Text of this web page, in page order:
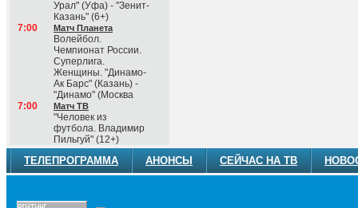
Урал" (Уфа) - "Зенит-
Казань" (6+)
7:00
Матч Планета
Волейбол.
Чемпионат России.
Суперлига.
Женщины. "Динамо-
Ак Барс" (Казань) -
"Динамо" (Москва
7:00
Матч ТВ
"Человек из
футбола. Владимир
Пильгуй" (12+)
ТЕЛЕПРОГРАММА АНОНСЫ СЕЙЧАС НА ТВ